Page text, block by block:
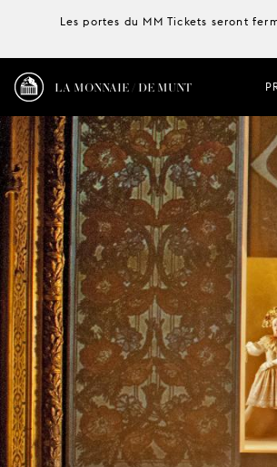
Les portes du MM Tickets seront
LA MONNAIE / DE MUNT